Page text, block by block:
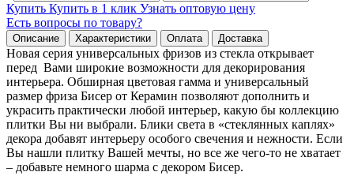
Купить Купить в 1 клик Узнать оптовую цену
Есть вопросы по товару?
Описание Характеристики Оплата Доставка
Новая серия универсальных фризов из стекла открывает
перед Вами широкие возможности для декорирования
интерьера. Обширная цветовая гамма и универсальный
размер фриза Бисер от Керамин позволяют дополнить и
украсить практически любой интерьер, какую бы коллекцию
плитки Вы ни выбрали. Блики света в «стеклянных каплях»
декора добавят интерьеру особого свечения и нежности. Если
Вы нашли плитку Вашей мечты, но все же чего-то не хватает
– добавьте немного шарма с декором Бисер.